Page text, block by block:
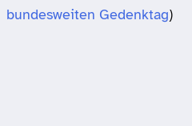
bundesweiten Gedenktag)